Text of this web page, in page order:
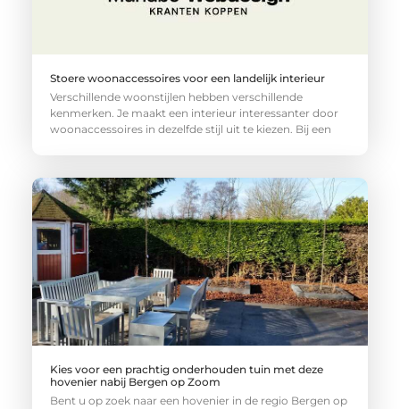
Stoere woonaccessoires voor een landelijk interieur
Verschillende woonstijlen hebben verschillende
kenmerken. Je maakt een interieur interessanter door
woonaccessoires in dezelfde stijl uit te kiezen. Bij een
Kies voor een prachtig onderhouden tuin met deze
hovenier nabij Bergen op Zoom
Bent u op zoek naar een hovenier in de regio Bergen op